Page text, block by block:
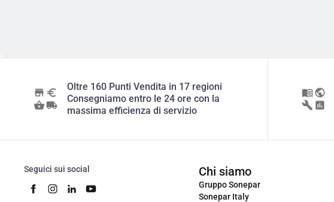
Oltre 160 Punti Vendita in 17 regioni
Consegniamo entro le 24 ore con la
massima efficienza di servizio
Seguici sui social Chi siamo
Gruppo Sonepar
Sonepar Italy